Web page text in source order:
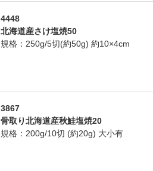
4448
北海道産さけ塩焼50
規格：250g/5切(約50g) 約10×4cm
3867
骨取り北海道産秋鮭塩焼20
規格：200g/10切 (約20g) 大小有